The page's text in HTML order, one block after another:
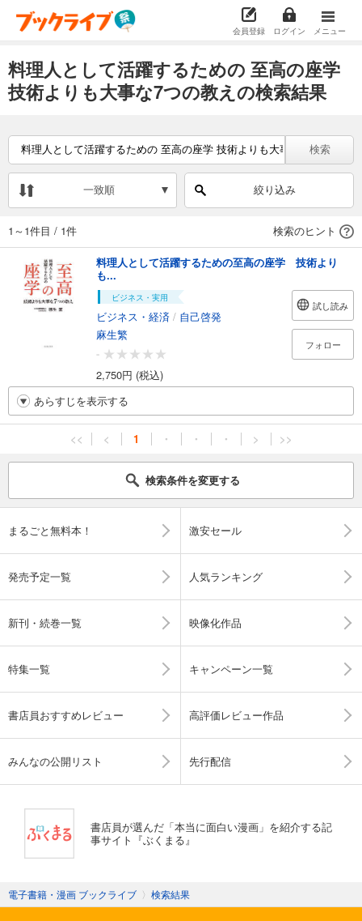
会員登録 ログイン メニュー
料理人として活躍するための 至高の座学
技術よりも大事な7つの教えの検索結果
検索
一致順 絞り込み
1～1件目 / 1件 検索のヒント
料理人として活躍するための至高の座学 技術より
も...
ビジネス・実用
ビジネス・経済 / 自己啓発
麻生繁
-
2,750円 (税込)
試し読み
フォロー
あらすじを表示する
<< < 1 ・ ・ ・ > >>
検索条件を変更する
まるごと無料本！ 激安セール
発売予定一覧 人気ランキング
新刊・続巻一覧 映像化作品
特集一覧 キャンペーン一覧
書店員おすすめレビュー 高評価レビュー作品
みんなの公開リスト 先行配信
書店員が選んだ「本当に面白い漫画」を紹介する記
事サイト『ぶくまる』
電子書籍・漫画 ブックライブ 〉 検索結果